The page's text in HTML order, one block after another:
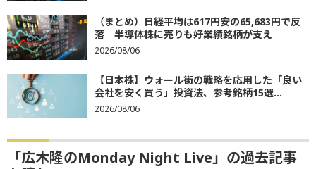
（まとめ）日経平均は617円安の65,683円で反
落 半導体株に売りも好業績銘柄が支え
2026/08/06
【日本株】ウォール街の戦略を応用した「良い
会社を安く買う」投資法、参考銘柄15選...
2026/08/06
「広木隆のMonday Night Live」の過去記事